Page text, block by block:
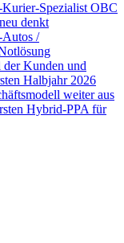
Spezialist OBC
denkt
/
Kunden und
Halbjahr 2026
weiter aus
Hybrid-PPA für